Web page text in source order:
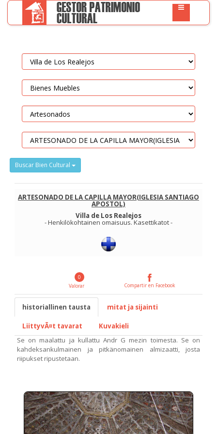
Buscar Bien Cultural
ARTESONADO DE LA CAPILLA MAYOR(IGLESIA SANTIAGO
APOSTOL)
Villa de Los Realejos
-Henkilökohtainen omaisuus.Kasettikatot-
0
Valorar
Compartir en Facebook
historiallinen tausta mitat ja sijainti
LiittyvÃ¤t tavarat
Kuvakieli
Se on maalattu ja kullattu Andr G mezin toimesta. Se on
kahdeksankulmainen ja pitkänomainen almizaatti, josta
riipukset ripustetaan.